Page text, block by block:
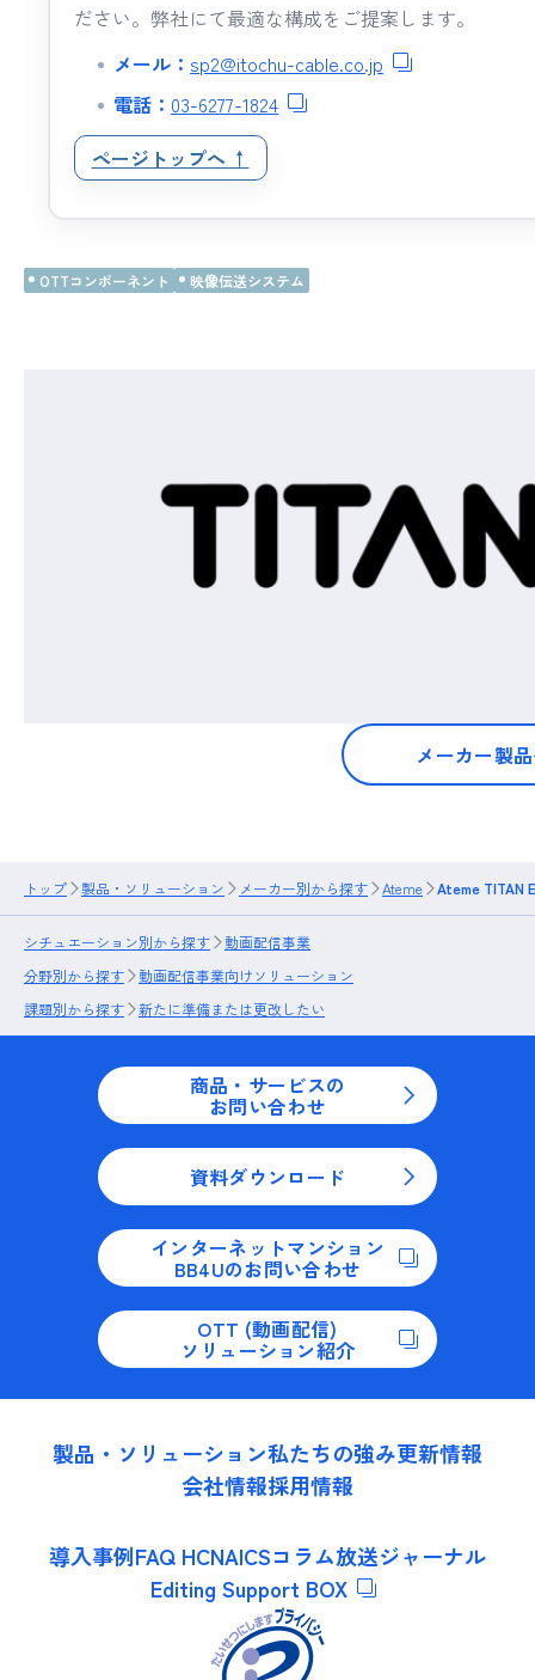
ださい。弊社にて最適な構成をご提案します。
メール：sp2@itochu-cable.co.jp
電話： 03-6277-1824
ページトップへ ↑
OTTコンポーネント 映像伝送システム
メーカー製
トップ 製品・ソリューション メーカー別から探す Ateme Ateme TITAN
シチュエーション別から探す
動画配信事業
分野別から探す
動画配信事業向けソリューション
課題別から探す
新たに準備または更改したい
商品・サービスの
お問い合わせ
資料ダウンロード
インターネットマンション
BB4Uのお問い合わせ
OTT (動画配信)
ソリューション紹介
製品・ソリューション私たちの強み更新情報
会社情報採用情報
導入事例FAQ HCNAICSコラム放送ジャーナル
Editing Support BOX